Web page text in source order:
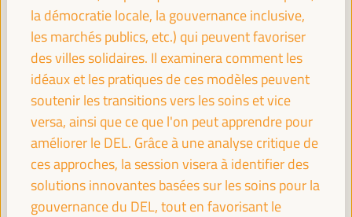
WFLED - construire un espace global d'agences et
d'instruments pour le développement
économique local
Événement fermé
Sala Barcelona - 09:30 11:00 Axe 3
Groupe de travail Local2030 sur les finances
locales
Événement parallèle
la démocratie locale, la gouvernance inclusive,
les marchés publics, etc.) qui peuvent favoriser
des villes solidaires. Il examinera comment les
idéaux et les pratiques de ces modèles peuvent
soutenir les transitions vers les soins et vice
versa, ainsi que ce que l'on peut apprendre pour
améliorer le DEL. Grâce à une analyse critique de
ces approches, la session visera à identifier des
solutions innovantes basées sur les soins pour la
gouvernance du DEL, tout en favorisant le